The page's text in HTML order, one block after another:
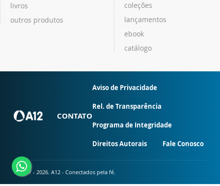
livros
outros produtos
coleções
lançamentos
ebook
catálogo
CONTATO
Aviso de Privacidade
Rel. de Transparência
Programa de Integridade
Direitos Autorais Fale Conosco
© 2007 - 2026. A12 - Conectados pela fé.